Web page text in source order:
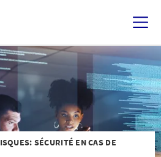
SÉCURITÉ EN CAS DE